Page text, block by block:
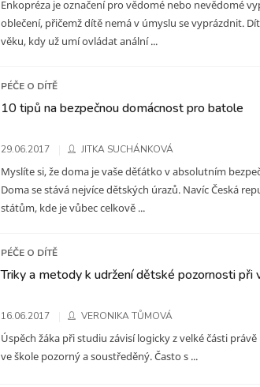
Enkopréza je označení pro vědomé nebo nevědomé
oblečení, přičemž dítě nemá v úmyslu se vyprázdnit.
věku, kdy už umí ovládat anální ...
PÉČE O DÍTĚ
10 tipů na bezpečnou domácnost pro batole
29.06.2017 JITKA SUCHÁNKOVÁ
Myslíte si, že doma je vaše děťátko v absolutním
Doma se stává nejvíce dětských úrazů. Navíc Česká
státům, kde je vůbec celkově ...
PÉČE O DÍTĚ
Triky a metody k udržení dětské pozornosti při
16.06.2017 VERONIKA TŮMOVÁ
Úspěch žáka při studiu závisí logicky z velké části
ve škole pozorný a soustředěný. Často s ...